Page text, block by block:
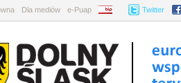
Dla mediów e-Puap BIP Twitter